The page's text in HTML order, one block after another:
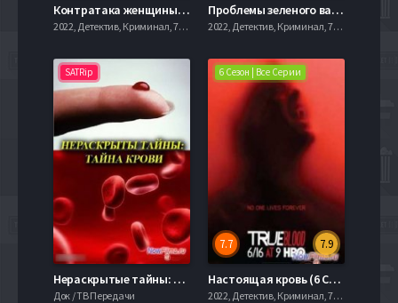
Контратака женщины-полицейского (2022)
2022, Детектив, Криминал, 720hd, mobilen
Проблемы зеленого вампира (2021)
2022, Детектив, Криминал, 720hd, mobilen
SATRip
Нераскрытые тайны: Тайна крови (2013)
Док / ТВ Передачи
6 Сезон | Все Серии
7.9
7.7
Настоящая кровь (6 Сезон) (2013)
2022, Детектив, Криминал, 720hd, mobilen